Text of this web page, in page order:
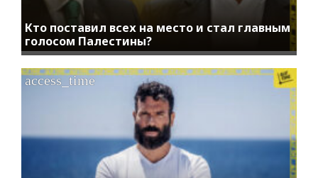
Кто поставил всех на место и стал главным
голосом Палестины?
access_time